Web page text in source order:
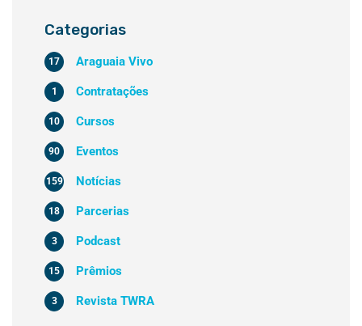
Categorias
Araguaia Vivo
17
Contratações
1
Cursos
10
Eventos
90
Notícias
159
Parcerias
18
Podcast
3
Prêmios
15
Revista TWRA
3